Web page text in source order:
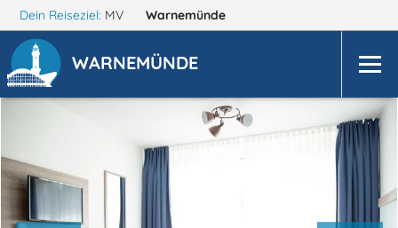
Dein Reiseziel: MV Warnemünde
WARNEMÜNDE